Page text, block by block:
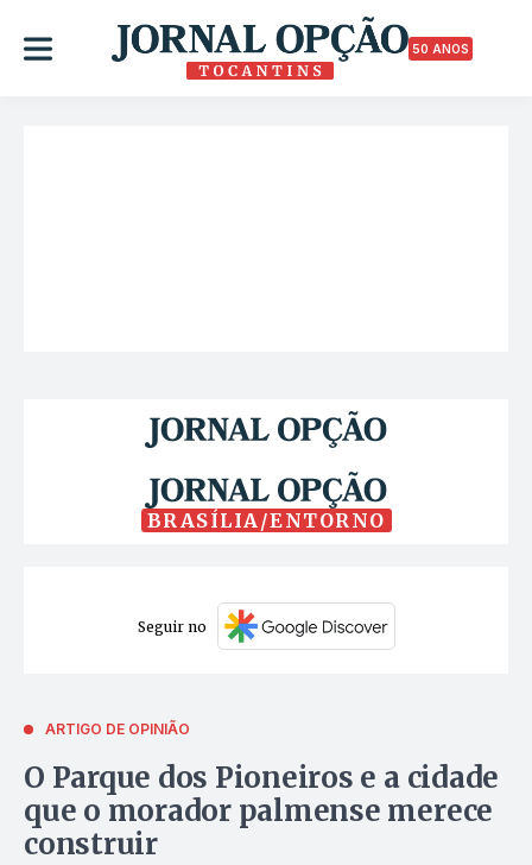
50 ANOS
BRASÍLIA/ENTORNO
Seguir no
ARTIGO DE OPINIÃO
O Parque dos Pioneiros e a cidade
que o morador palmense merece
construir